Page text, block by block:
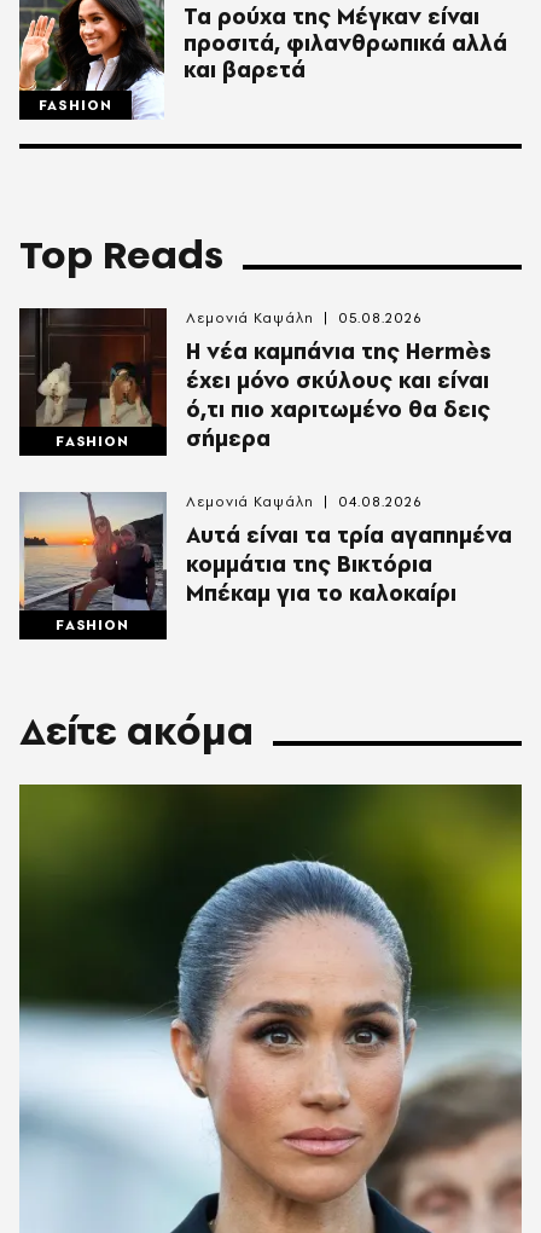
FASHION
Τα ρούχα της Μέγκαν είναι
προσιτά, φιλανθρωπικά αλλά
και βαρετά
Top Reads
FASHION
Η νέα καμπάνια της Hermès
έχει μόνο σκύλους και είναι
ό,τι πιο χαριτωμένο θα δεις
σήμερα
Λεμονιά Καψάλη 05.08.2026
FASHION
Αυτά είναι τα τρία αγαπημένα
κομμάτια της Βικτόρια
Μπέκαμ για το καλοκαίρι
Λεμονιά Καψάλη 04.08.2026
Δείτε ακόμα